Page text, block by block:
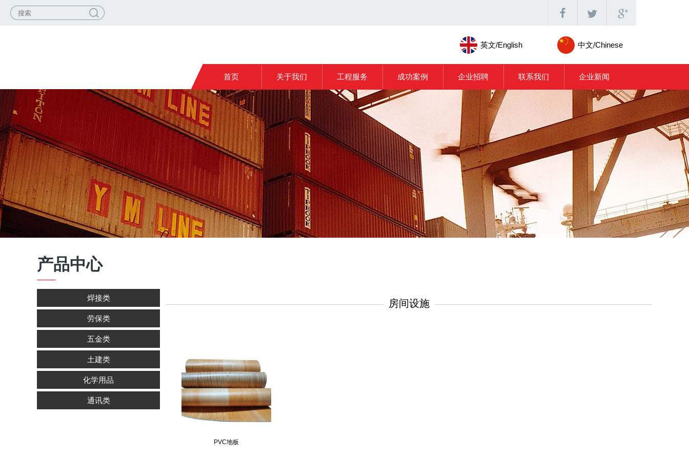
中文/Chinese
英文/English
首页 关于我们 工程服务 成功案例 企业招聘 联系我们 企业新闻
产品中心
焊接类
劳保类
五金类
土建类
化学用品
通讯类
房间设施
PVC地板